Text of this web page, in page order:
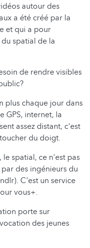
autour des
a été créé par la
et qui a pour
spatial de la
de rendre visibles
plus chaque jour dans
GPS, internet, la
assez distant, c'est
du doigt.
spatial, ce n'est pas
des ingénieurs du
C'est un service
vous+.
porte sur
des jeunes